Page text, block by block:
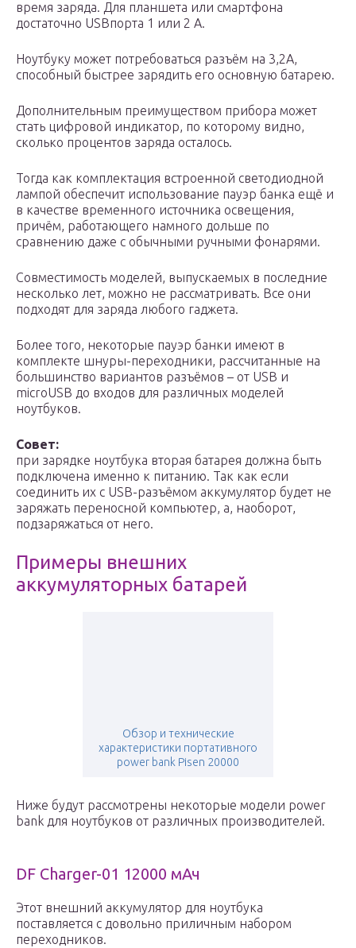
время заряда. Для планшета или смартфона
достаточно USBпорта 1 или 2 А.
Ноутбуку может потребоваться разъём на 3,2А,
способный быстрее зарядить его основную батарею.
Дополнительным преимуществом прибора может
стать цифровой индикатор, по которому видно,
сколько процентов заряда осталось.
Тогда как комплектация встроенной светодиодной
лампой обеспечит использование пауэр банка ещё и
в качестве временного источника освещения,
причём, работающего намного дольше по
сравнению даже с обычными ручными фонарями.
Совместимость моделей, выпускаемых в последние
несколько лет, можно не рассматривать. Все они
подходят для заряда любого гаджета.
Более того, некоторые пауэр банки имеют в
комплекте шнуры-переходники, рассчитанные на
большинство вариантов разъёмов – от USB и
microUSB до входов для различных моделей
ноутбуков.
Совет:
при зарядке ноутбука вторая батарея должна быть
подключена именно к питанию. Так как если
соединить их с USB-разъёмом аккумулятор будет не
заряжать переносной компьютер, а, наоборот,
подзаряжаться от него.
Примеры внешних
аккумуляторных батарей
Обзор и технические
характеристики портативного
power bank Pisen 20000
Ниже будут рассмотрены некоторые модели power
bank для ноутбуков от различных производителей.
DF Charger-01 12000 мАч
Этот внешний аккумулятор для ноутбука
поставляется с довольно приличным набором
переходников.